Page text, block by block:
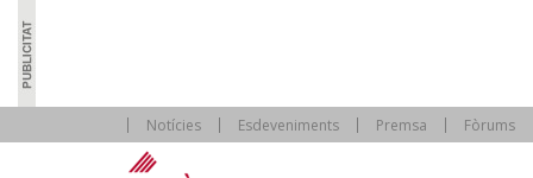
Notícies Esdeveniments Premsa Fòrums